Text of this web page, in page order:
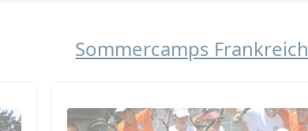
Sommercamps Frankreich